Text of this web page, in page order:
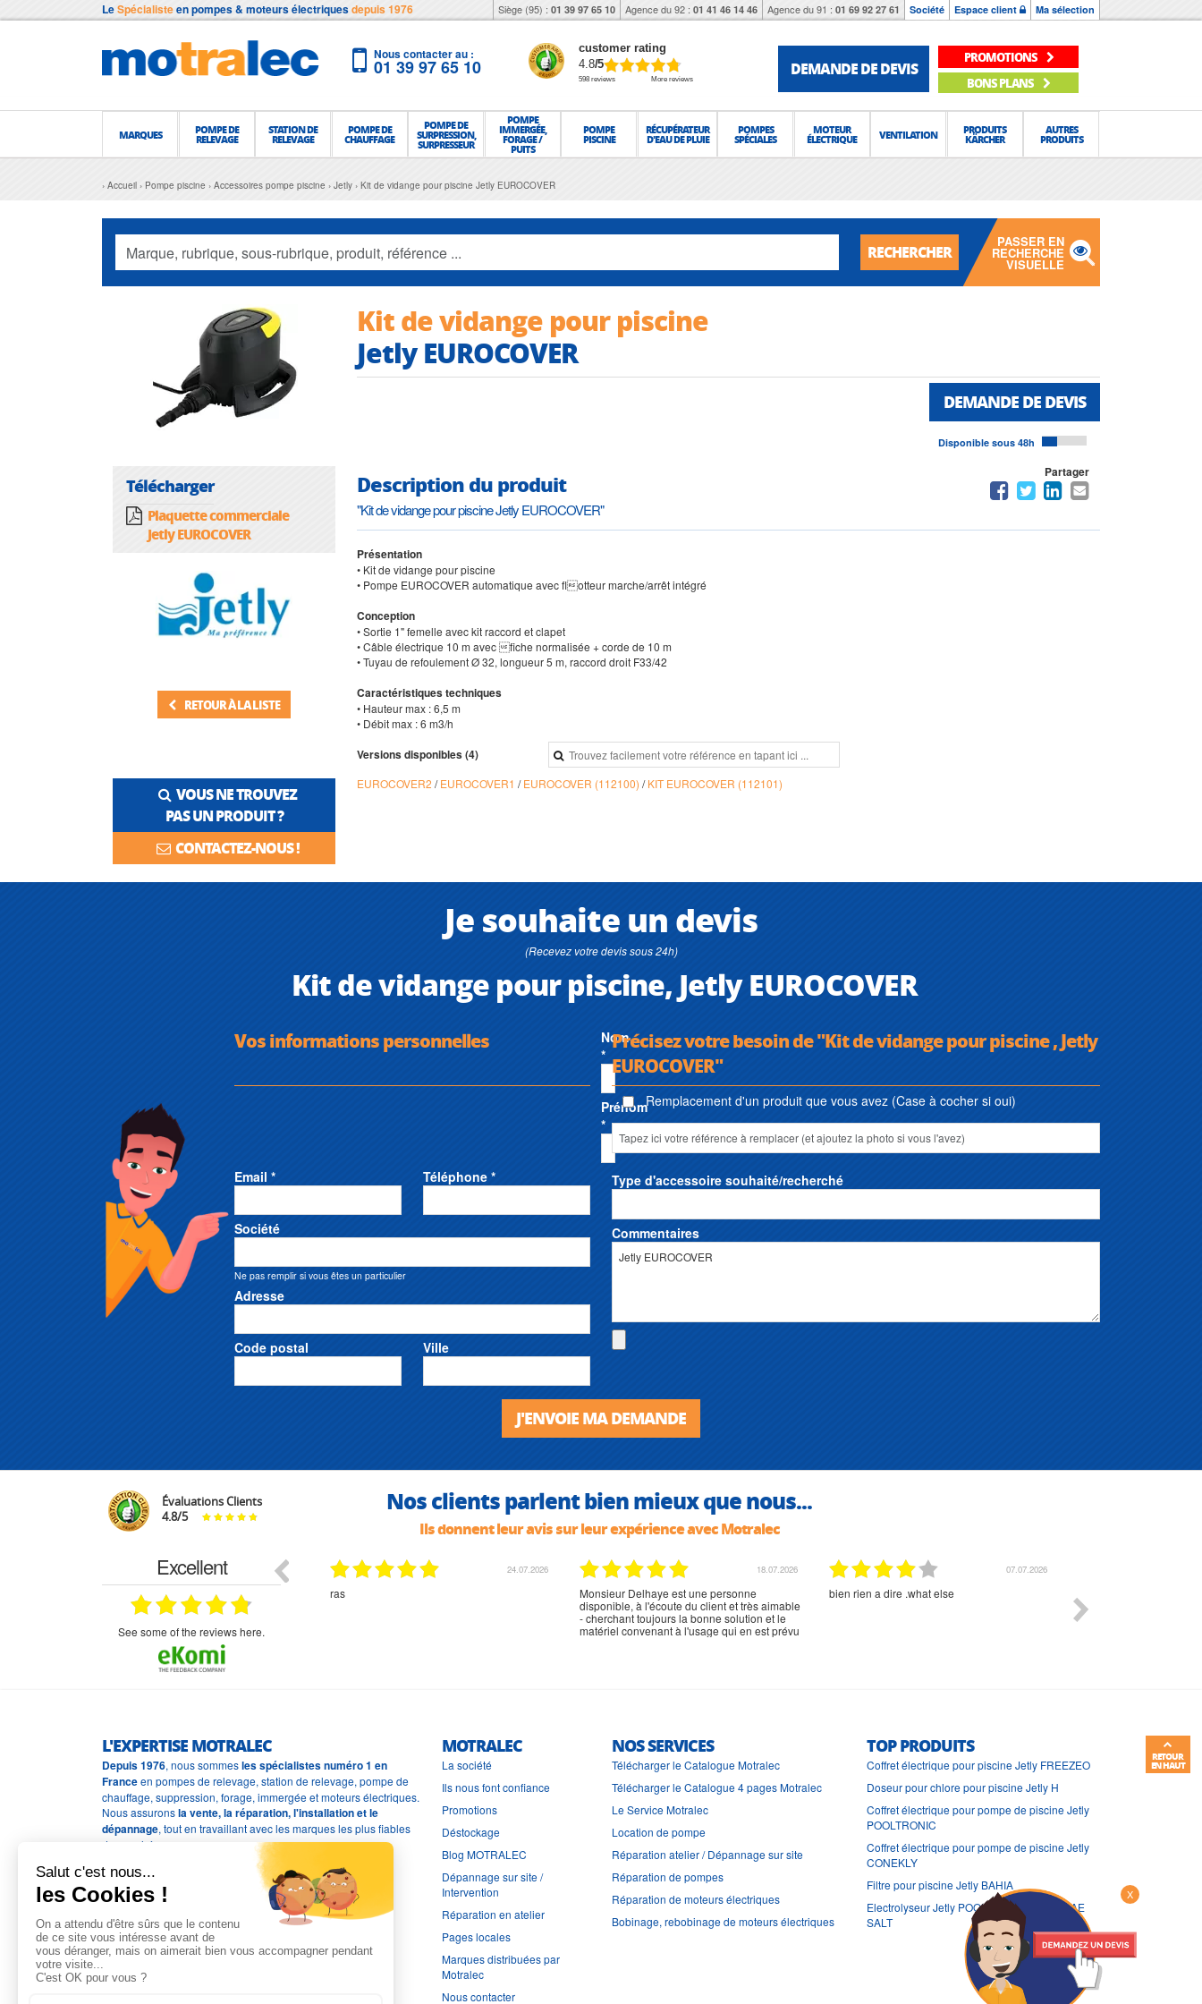
LeSpécialisteen pompes & moteurs électriquesdepuis 1976 Siège (95) : 01 39 97 65 10 Agence du 92 : 01 41 46 14 46 Agence du 91 : 01 69 92 27 61 Société Espace client Ma sélection
Nous contacter au :
01 39 97 65 10
customer rating
4.8/5
598 reviews More reviews
DEMANDE DE DEVIS
PROMOTIONS
BONS PLANS
MARQUES POMPE DE
RELEVAGE
STATION DE
RELEVAGE
POMPE DE
CHAUFFAGE
POMPE DE
SURPRESSION,
SURPRESSEUR
POMPE
IMMERGÉE,
FORAGE /
PUITS
POMPE
PISCINE
RÉCUPÉRATEUR
D'EAU DE PLUIE
POMPES
SPÉCIALES
MOTEUR
ÉLECTRIQUE VENTILATION PRODUITS
KÄRCHER
AUTRES
PRODUITS
Accueil Pompe piscine Accessoires pompe piscine Jetly Kit de vidange pour piscine Jetly EUROCOVER
RECHERCHER
PASSER EN
RECHERCHE
VISUELLE
Télécharger
Plaquette commerciale
Jetly EUROCOVER
RETOUR À LA LISTE
VOUS NE TROUVEZ
PAS UN PRODUIT ?
CONTACTEZ-NOUS !
Kit de vidange pour piscine
Jetly EUROCOVER
DEMANDE DE DEVIS
Disponible sous 48h
Description du produit
"Kit de vidange pour piscine Jetly EUROCOVER"
Partager
Présentation
• Kit de vidange pour piscine
• Pompe EUROCOVER automatique avec flotteur marche/arrêt intégré
Conception
• Sortie 1" femelle avec kit raccord et clapet
• Câble électrique 10 m avec fiche normalisée + corde de 10 m
• Tuyau de refoulement Ø 32, longueur 5 m, raccord droit F33/42
Caractéristiques techniques
• Hauteur max : 6,5 m
• Débit max : 6 m3/h
Versions disponibles (4)
EUROCOVER2 /EUROCOVER1 /EUROCOVER (112100) /KIT EUROCOVER (112101)
Je souhaite un devis
(Recevez votre devis sous 24h)
Kit de vidange pour piscine, Jetly EUROCOVER
Vos informations personnelles
Nom
*
Prénom
*
Email * Téléphone *
Société
Ne pas remplir si vous êtes un particulier
Adresse
Code postal Ville
Précisez votre besoin de "Kit de vidange pour piscine , Jetly
EUROCOVER"
Remplacement d'un produit que vous avez (Case à cocher si oui)
Type d'accessoire souhaité/recherché
Commentaires
J'ENVOIE MA DEMANDE
Évaluations Clients
4.8/5 Nos clients parlent bien mieux que nous...
Ils donnent leur avis sur leur expérience avec Motralec
Excellent
see some of the reviews here.
29.03.2026
bonjour commande pompe puit malgré un
appel en dehors des heures d ouverture votre
commercial a géré ma demande le devis reçu
immédiatement un fois le paiement effectue la
commande a été valider l envoi a été un peu
long mais dans l ensemble très satisfait
24.07.2026
ras
18.07.2026
Monsieur Delhaye est une personne
disponible, à l'écoute du client et très aimable
- cherchant toujours la bonne solution et le
matériel convenant à l'usage qui en est prévu
07.07.2026
bien rien a dire .what else
L'EXPERTISE MOTRALEC
Depuis 1976, nous sommesles spécialistes numéro 1 en
Franceen pompes de relevage, station de relevage, pompe de
chauffage, suppression, forage, immergée et moteurs électriques.
Nous assuronsla vente, la réparation, l'installation et le
dépannage, tout en travaillant avec les marques les plus fiables
du marché.
MOTRALEC
La société
Ils nous font confiance
Promotions
Déstockage
Blog MOTRALEC
Dépannage sur site /
Intervention
Réparation en atelier
Pages locales
Marques distribuées par
Motralec
Nous contacter
NOS SERVICES
Télécharger le Catalogue Motralec
Télécharger le Catalogue 4 pages Motralec
Le Service Motralec
Location de pompe
Réparation atelier / Dépannage sur site
Réparation de pompes
Réparation de moteurs électriques
Bobinage, rebobinage de moteurs électriques
TOP PRODUITS
Coffret électrique pour piscine Jetly FREEZEO
Doseur pour chlore pour piscine Jetly H
Coffret électrique pour pompe de piscine Jetly
POOLTRONIC
Coffret électrique pour pompe de piscine Jetly
CONEKLY
Filtre pour piscine Jetly BAHIA
Electrolyseur Jetly POOL TECHNOLOGIE AE
SALT
X
RETOUR
EN HAUT